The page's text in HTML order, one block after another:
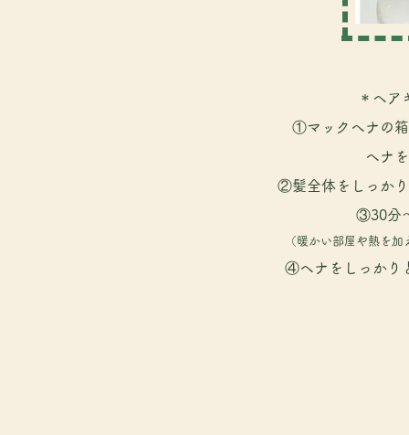
＊ヘア
①マックヘナの
ヘナ
②髪全体をしっか
③30分
（暖かい部屋や熱を
④ヘナをしっかり